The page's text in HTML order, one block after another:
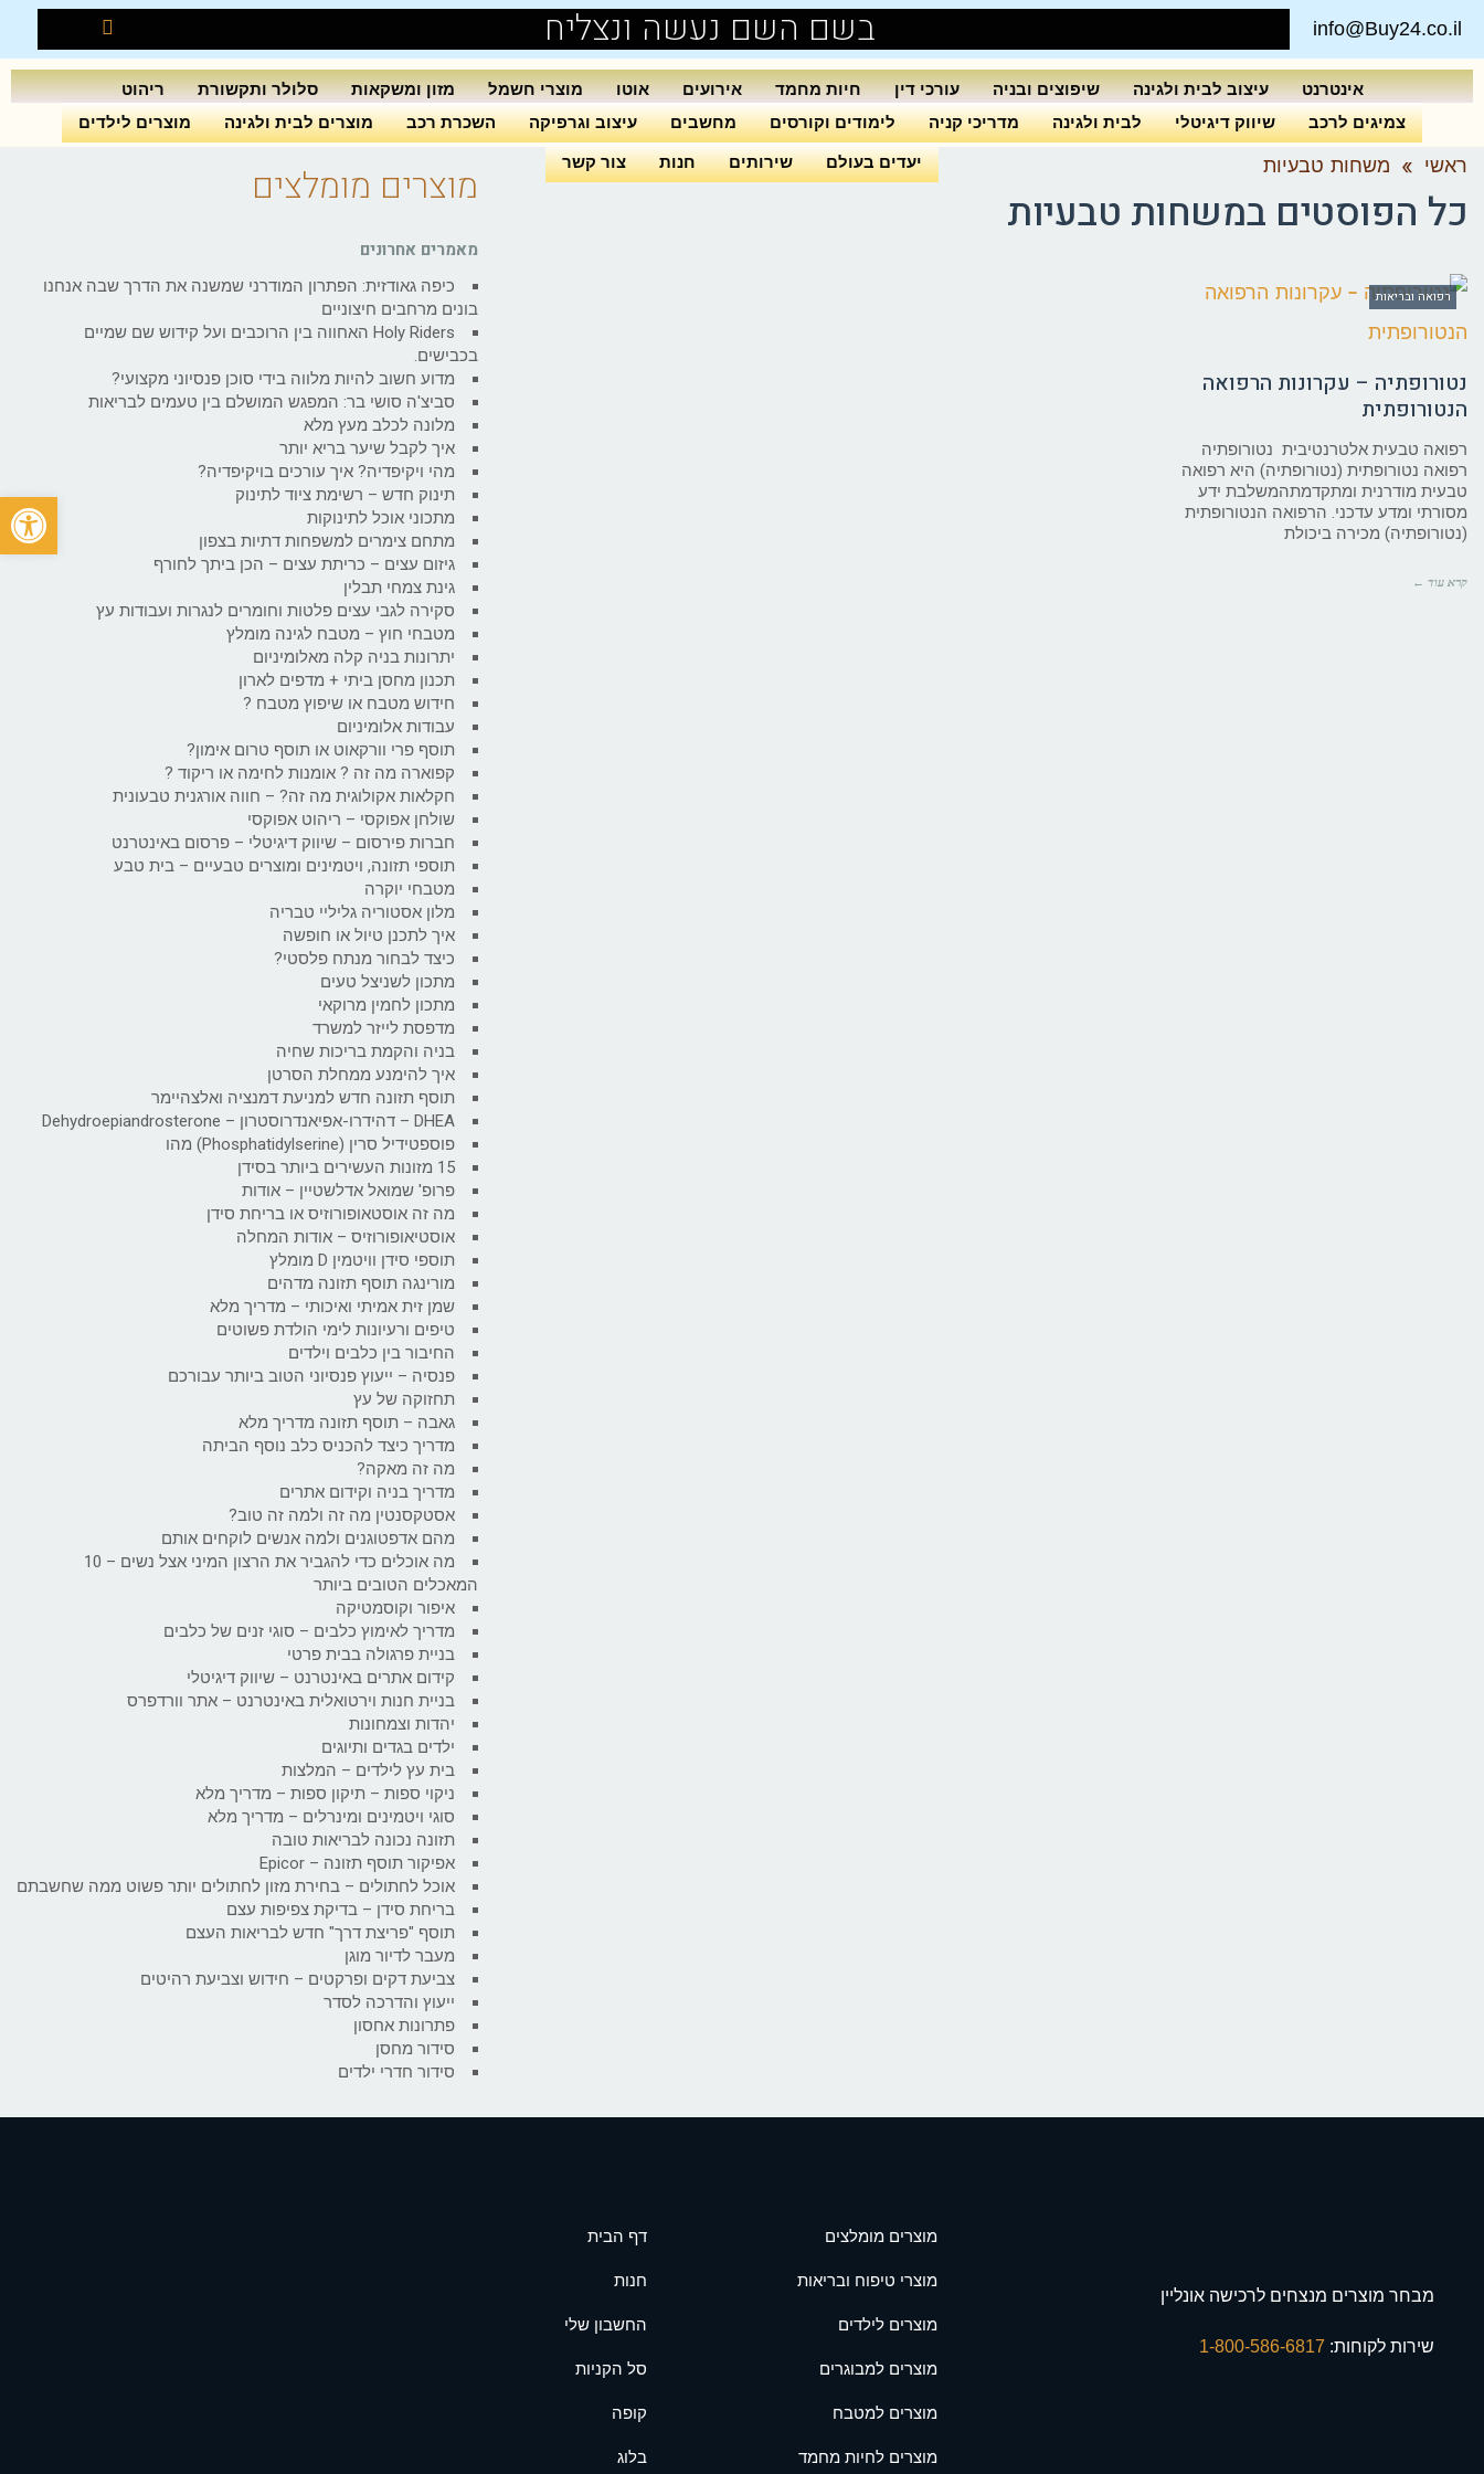
info@Buy24.co.il בשם השם נעשה ונצליח
אינטרנט עיצוב לבית ולגינה שיפוצים ובניה עורכי דין חיות מחמד אירועים אוטו מוצרי חשמל מזון ומשקאות סלולר ותקשורת
ריהוט
צמיגים לרכב
שיווק דיגיטלי לבית ולגינה מדריכי קניה לימודים וקורסים מחשבים עיצוב וגרפיקה השכרת רכב מוצרים לבית ולגינה מוצרים לילדים
יעדים בעולם שירותים חנות צור קשר ראשי » משחות טבעיות
כל הפוסטים במשחות טבעיות
רפואה ובריאות
נטורופתיה – עקרונות הרפואה
הנטורופתית
רפואה טבעית אלטרנטיבית נטורופתיה
רפואה נטורופתית (נטורופתיה) היא רפואה
טבעית מודרנית ומתקדמתהמשלבת ידע
מסורתי ומדע עדכני. הרפואה הנטורופתית
(נטורופתיה) מכירה ביכולת
קרא עוד ←
מוצרים מומלצים
מאמרים אחרונים
כיפה גאודזית: הפתרון המודרני שמשנה את הדרך שבה אנחנו
בונים מרחבים חיצוניים
Holy Riders האחווה בין הרוכבים ועל קידוש שם שמיים
בכבישים.
מדוע חשוב להיות מלווה בידי סוכן פנסיוני מקצועי?
סביצ'ה סושי בר: המפגש המושלם בין טעמים לבריאות
מלונה לכלב מעץ מלא
איך לקבל שיער בריא יותר
מהי ויקיפדיה? איך עורכים בויקיפדיה?
תינוק חדש – רשימת ציוד לתינוק
מתכוני אוכל לתינוקות
מתחם צימרים למשפחות דתיות בצפון
גיזום עצים – כריתת עצים – הכן ביתך לחורף
גינת צמחי תבלין
סקירה לגבי עצים פלטות וחומרים לנגרות ועבודות עץ
מטבחי חוץ – מטבח לגינה מומלץ
יתרונות בניה קלה מאלומיניום
תכנון מחסן ביתי + מדפים לארון
חידוש מטבח או שיפוץ מטבח ?
עבודות אלומיניום
תוסף פרי וורקאוט או תוסף טרום אימון?
קפוארה מה זה ? אומנות לחימה או ריקוד ?
חקלאות אקולוגית מה זה? – חווה אורגנית טבעונית
שולחן אפוקסי – ריהוט אפוקסי
חברות פירסום – שיווק דיגיטלי – פרסום באינטרנט
תוספי תזונה, ויטמינים ומוצרים טבעיים – בית טבע
מטבחי יוקרה
מלון אסטוריה גליליי טבריה
איך לתכנן טיול או חופשה
כיצד לבחור מנתח פלסטי?
מתכון לשניצל טעים
מתכון לחמין מרוקאי
מדפסת לייזר למשרד
בניה והקמת בריכות שחיה
איך להימנע ממחלת הסרטן
תוסף תזונה חדש למניעת דמנציה ואלצהיימר
DHEA – דהידרו-אפיאנדרוסטרון – Dehydroepiandrosterone
פוספטידיל סרין (Phosphatidylserine) מהו
15 מזונות העשירים ביותר בסידן
פרופ' שמואל אדלשטיין – אודות
מה זה אוסטאופורוזיס או בריחת סידן
אוסטיאופורוזיס – אודות המחלה
תוספי סידן וויטמין D מומלץ
מורינגה תוסף תזונה מדהים
שמן זית אמיתי ואיכותי – מדריך מלא
טיפים ורעיונות לימי הולדת פשוטים
החיבור בין כלבים וילדים
פנסיה – ייעוץ פנסיוני הטוב ביותר עבורכם
תחזוקה של עץ
גאבה – תוסף תזונה מדריך מלא
מדריך כיצד להכניס כלב נוסף הביתה
מה זה מאקה?
מדריך בניה וקידום אתרים
אסטקסנטין מה זה ולמה זה טוב?
מהם אדפטוגנים ולמה אנשים לוקחים אותם
מה אוכלים כדי להגביר את הרצון המיני אצל נשים – 10
המאכלים הטובים ביותר
איפור וקוסמטיקה
מדריך לאימוץ כלבים – סוגי זנים של כלבים
בניית פרגולה בבית פרטי
קידום אתרים באינטרנט – שיווק דיגיטלי
בניית חנות וירטואלית באינטרנט – אתר וורדפרס
יהדות וצמחונות
ילדים בגדים ותיוגים
בית עץ לילדים – המלצות
ניקוי ספות – תיקון ספות – מדריך מלא
סוגי ויטמינים ומינרלים – מדריך מלא
תזונה נכונה לבריאות טובה
אפיקור תוסף תזונה – Epicor
אוכל לחתולים – בחירת מזון לחתולים יותר פשוט ממה שחשבתם
בריחת סידן – בדיקת צפיפות עצם
תוסף "פריצת דרך" חדש לבריאות העצם
מעבר לדיור מוגן
צביעת דקים ופרקטים – חידוש וצביעת רהיטים
ייעוץ והדרכה לסדר
פתרונות אחסון
סידור מחסן
סידור חדרי ילדים
מבחר מוצרים מנצחים לרכישה אונליין
שירות לקוחות:
מוצרים מומלצים
מוצרי טיפוח ובריאות
מוצרים לילדים
מוצרים למבוגרים
מוצרים למטבח
מוצרים לחיות מחמד
דף הבית
חנות
החשבון שלי
סל הקניות
קופה
בלוג